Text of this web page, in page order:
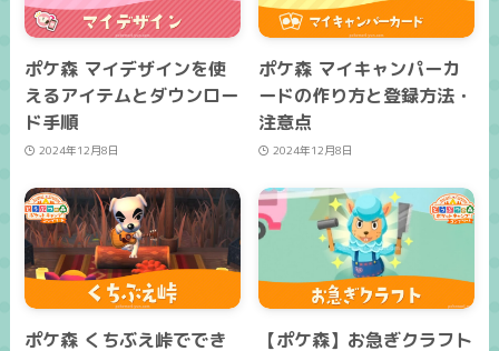
ポケ森 マイデザインを使
えるアイテムとダウンロー
ド手順
2024年12月8日
ポケ森 マイキャンパーカ
ードの作り方と登録方法・
注意点
2024年12月8日
ポケ森 くちぶえ峠ででき
【ポケ森】お急ぎクラフト